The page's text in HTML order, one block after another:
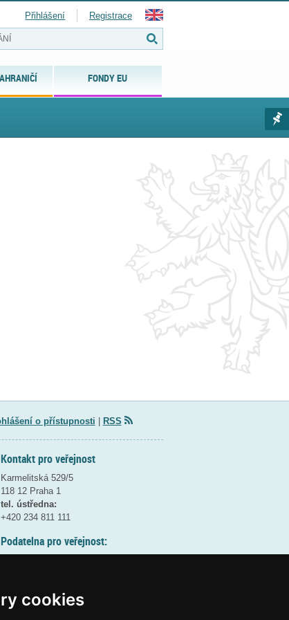
cookies
FONDY EU
Přihlášení Registrace
o přístupnosti RSS
Kontakt pro veřejnost
Karmelitská 529/5
118 12 Praha 1
tel. ústředna:
+420 234 811 111
Podatelna pro veřejnost: